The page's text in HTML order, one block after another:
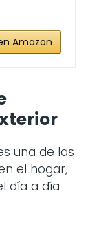
Amazon
una de las
el hogar,
día a día